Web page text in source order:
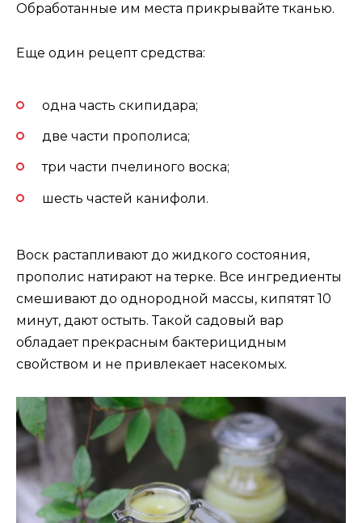
Обработанные им места прикрывайте тканью.
Еще один рецепт средства:
одна часть скипидара;
две части прополиса;
три части пчелиного воска;
шесть частей канифоли.
Воск растапливают до жидкого состояния,
прополис натирают на терке. Все ингредиенты
смешивают до однородной массы, кипятят 10
минут, дают остыть. Такой садовый вар
обладает прекрасным бактерицидным
свойством и не привлекает насекомых.